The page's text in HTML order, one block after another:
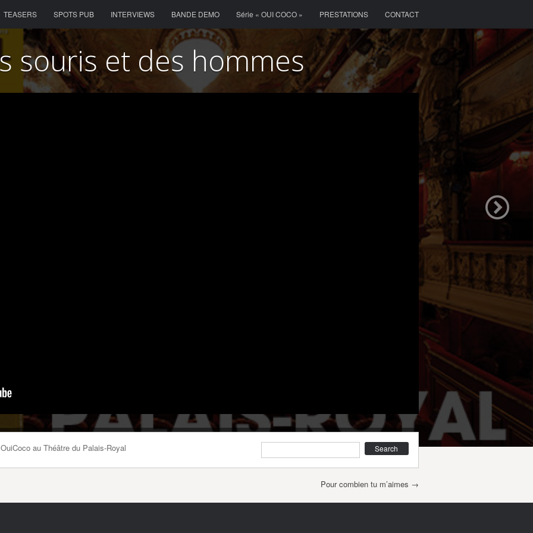
TEASERS SPOTS PUB INTERVIEWS BANDE DEMO Série « OUI COCO » PRESTATIONS CONTACT
souris et des hommes
au Théâtre du Palais-Royal
Pour combien tu m’aimes →